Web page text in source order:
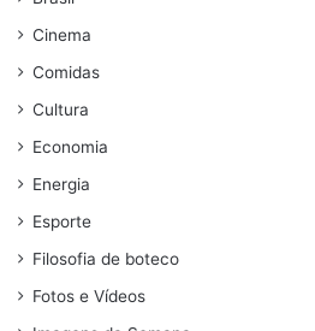
Cinema
Comidas
Cultura
Economia
Energia
Esporte
Filosofia de boteco
Fotos e Vídeos